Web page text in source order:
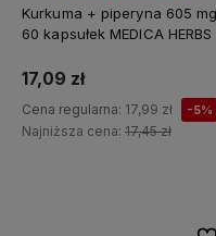
Kurkuma + piperyna 605 mg
60 kapsułek MEDICA HERBS
17,09 zł
Cena regularna: 17,99 zł -5%
Najniższa cena: 17,45 zł